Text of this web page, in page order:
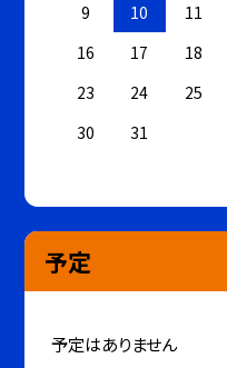
9
10 11
16
17 18
23
24 25
30
31
予定
予定はありません